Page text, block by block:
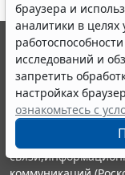
браузера и
аналитики в
исследований и
запретить
настройках
ознакомьтесь с
© ООО "НПП
выпускается с
являются
информации ГАРАНТ.
Портал ГАРАНТ.РУ
издания